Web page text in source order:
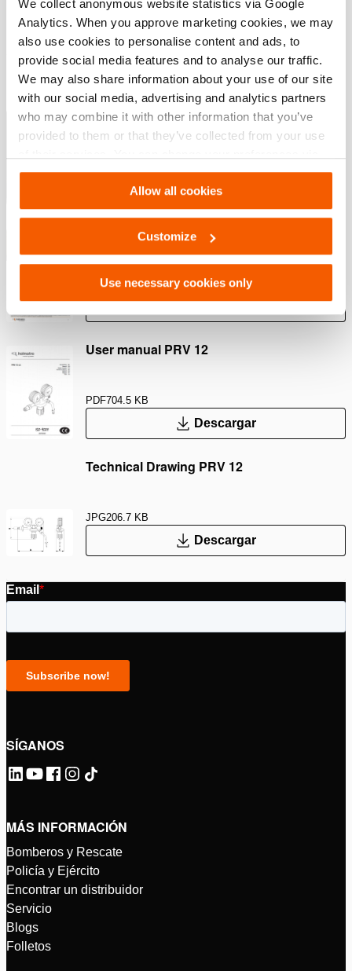
We collect anonymous website statistics via Google
Analytics. When you approve marketing cookies, we may
also use cookies to personalise content and ads, to
provide social media features and to analyse our traffic.
We may also share information about your use of our site
with our social media, advertising and analytics partners
who may combine it with other information that you’ve
provided to them or that they’ve collected from your use
Settings. See ourcookiestatement.
Allow all cookies
Customize
Use necessary cookies only
Descargas
Cojines de elevación
Descargar
Maintenance after use HLB 12 bar set
PDF2.2 MB
Descargar
User manual PRV 12
PDF704.5 KB
Descargar
Technical Drawing PRV 12
JPG206.7 KB
Descargar
SÍGANOS
MÁS INFORMACIÓN
Bomberos y Rescate
Policía y Ejército
Encontrar un distribuidor
Servicio
Blogs
Folletos